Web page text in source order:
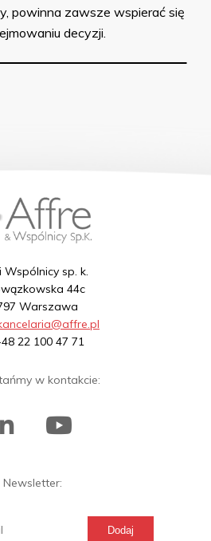
powinna zawsze wspierać się
decyzji.
Wspólnicy sp. k.
44c
Warszawa
22 100 47 71
w kontakcie:
Newsletter: